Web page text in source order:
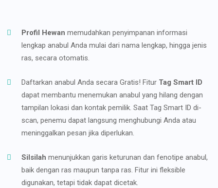
Profil Hewan memudahkan penyimpanan informasi
lengkap anabul Anda mulai dari nama lengkap, hingga jenis
ras, secara otomatis.
Daftarkan anabul Anda secara Gratis! Fitur Tag Smart ID
dapat membantu menemukan anabul yang hilang dengan
tampilan lokasi dan kontak pemilik. Saat Tag Smart ID di-
scan, penemu dapat langsung menghubungi Anda atau
meninggalkan pesan jika diperlukan.
Silsilah menunjukkan garis keturunan dan fenotipe anabul,
baik dengan ras maupun tanpa ras. Fitur ini fleksible
digunakan, tetapi tidak dapat dicetak.